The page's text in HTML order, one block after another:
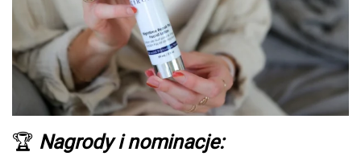
🏆 Nagrody i nominacje: